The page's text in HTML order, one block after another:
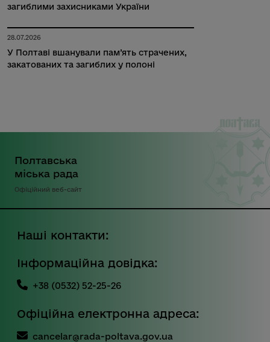
загиблими захисниками України
28.07.2026
У Полтаві вшанували пам’ять страчених,
закатованих та загиблих у полоні
Полтавська
міська рада
Офіційний веб-сайт
Наші контакти:
Інформаційна довідка:
+38 (0532) 52-25-26
Офіційна електронна адреса:
cancelar@rada-poltava.gov.ua